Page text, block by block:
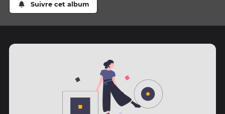
Suivre cet album